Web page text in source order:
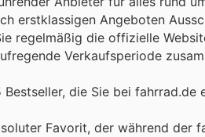
erstklassigen Angeboten
regelmäßig die offizielle
Verkaufsperiode
die Sie bei fahrrad.de
Favorit, der während der